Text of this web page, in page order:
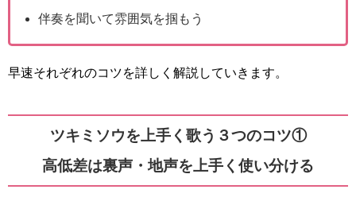
伴奏を聞いて雰囲気を掴もう
早速それぞれのコツを詳しく解説していきます。
ツキミソウを上手く歌う３つのコツ①
高低差は裏声・地声を上手く使い分ける